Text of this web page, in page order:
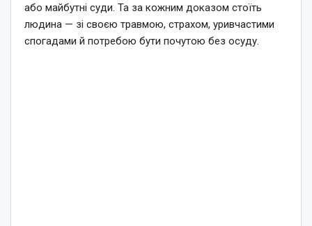
або майбутні суди. Та за кожним доказом стоїть
людина — зі своєю травмою, страхом, уривчастими
спогадами й потребою бути почутою без осуду.